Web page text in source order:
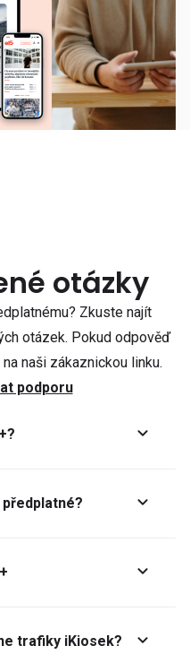
otázky
Zkuste najít
otázek. Pokud odpověď
naši zákaznickou linku.
podporu
trafiky iKiosek?